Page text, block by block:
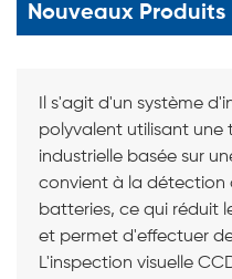
Nouveaux Produits
Il s'agit d'un système
polyvalent utilisant une
industrielle basée sur
convient à la détection
batteries, ce qui réduit
et permet d'effectuer
L'inspection visuelle